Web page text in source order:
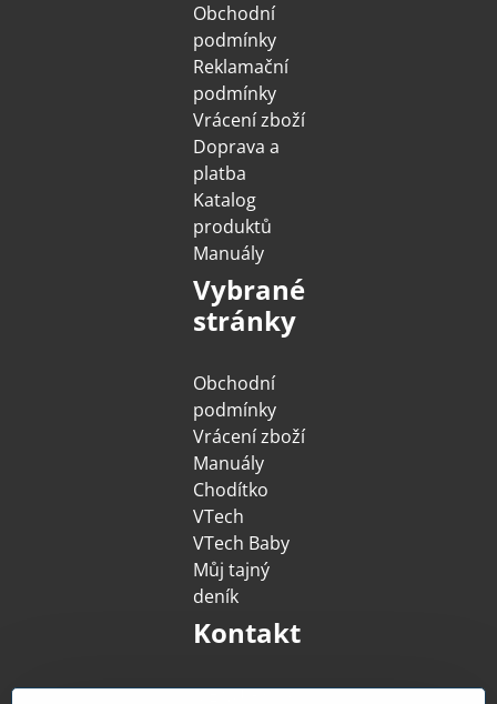
Obchodní
podmínky
Reklamační
podmínky
Vrácení zboží
Doprava a
platba
Katalog
produktů
Manuály
Vybrané
stránky
Obchodní
podmínky
Vrácení zboží
Manuály
Chodítko
VTech
VTech Baby
Můj tajný
deník
Kontakt
MENUG s​.r​.o​.